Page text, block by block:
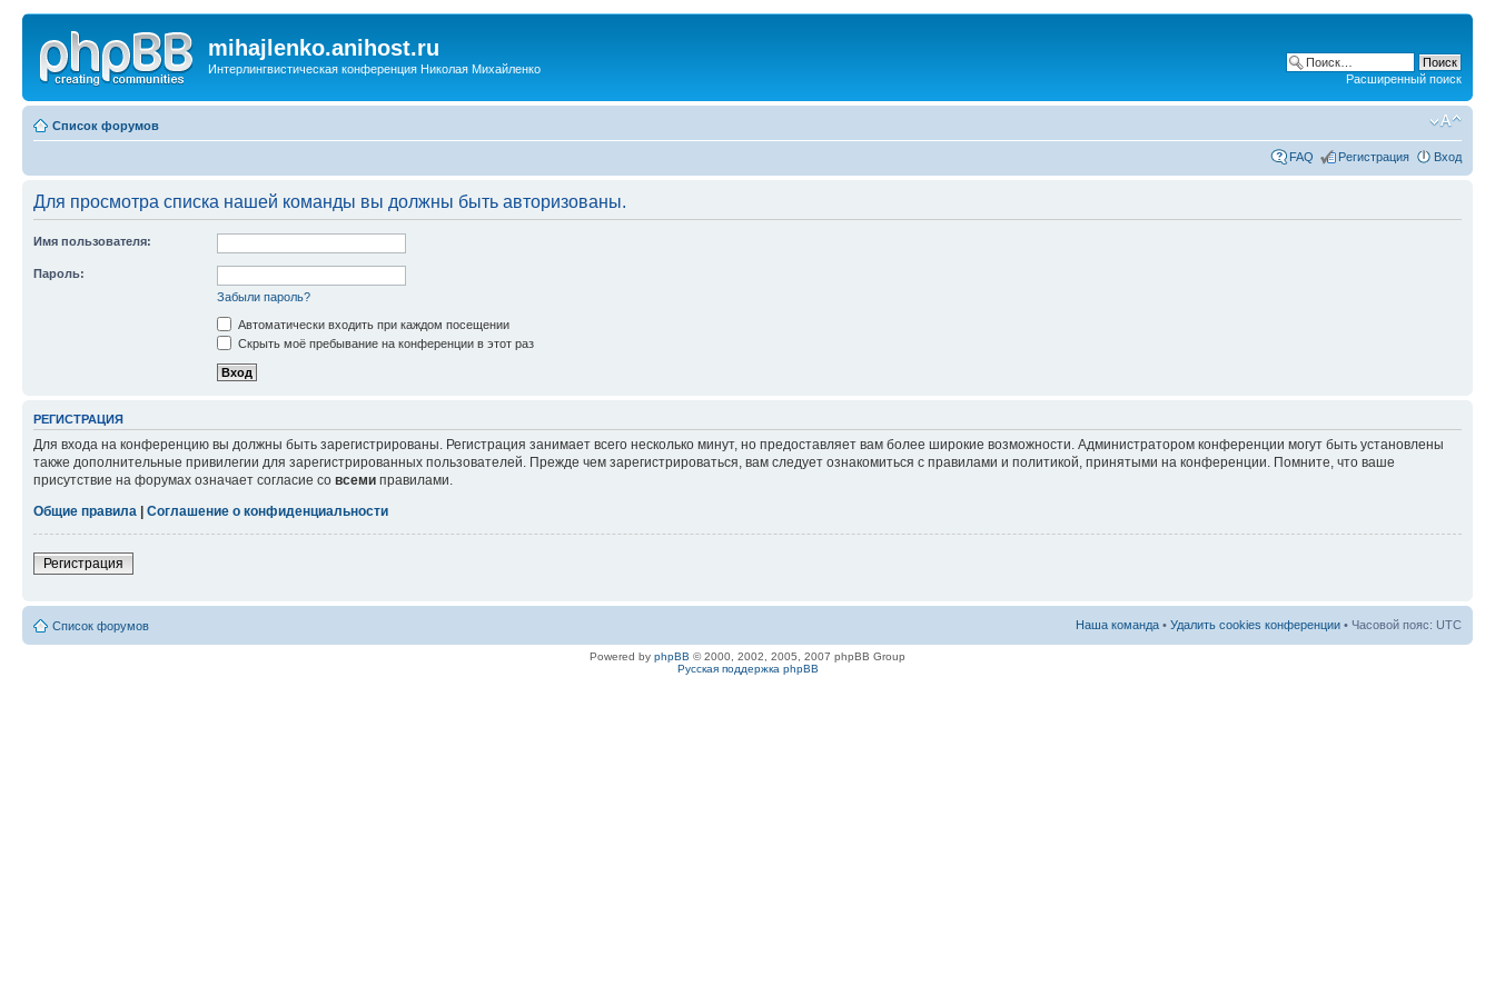
mihajlenko.anihost.ru
Интерлингвистическая конференция Николая Михайленко
Расширенный поиск
Список форумов
FAQ Регистрация Вход
Для просмотра списка нашей команды вы должны быть авторизованы.
Имя пользователя:
Пароль:
Забыли пароль?
Автоматически входить при каждом посещении
Скрыть моё пребывание на конференции в этот раз
РЕГИСТРАЦИЯ
Для входа на конференцию вы должны быть зарегистрированы. Регистрация занимает всего несколько минут, но предоставляет вам более широкие возможности. Администратором конференции могут быть установлены
также дополнительные привилегии для зарегистрированных пользователей. Прежде чем зарегистрироваться, вам следует ознакомиться с правилами и политикой, принятыми на конференции. Помните, что ваше
присутствие на форумах означает согласие со всеми правилами.
Общие правила
Соглашение о конфиденциальности
Регистрация
Список форумов Наша команда • Удалить cookies конференции • Часовой пояс: UTC
Powered by phpBB © 2000, 2002, 2005, 2007 phpBB Group
Русская поддержка phpBB